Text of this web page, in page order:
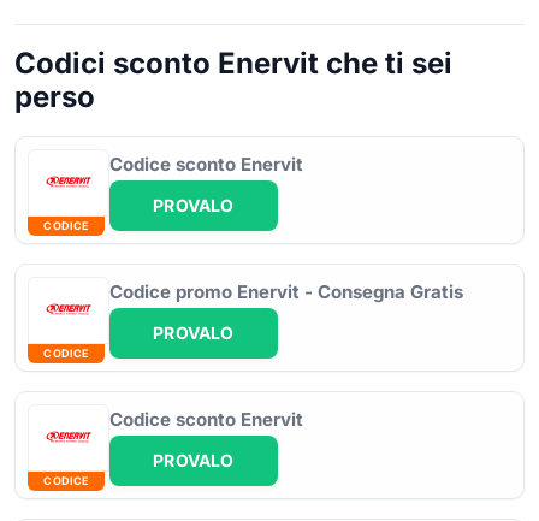
Codici sconto Enervit che ti sei
perso
CODICE
Codice sconto Enervit
PROVALO
CODICE
Codice promo Enervit - Consegna Gratis
PROVALO
CODICE
Codice sconto Enervit
PROVALO